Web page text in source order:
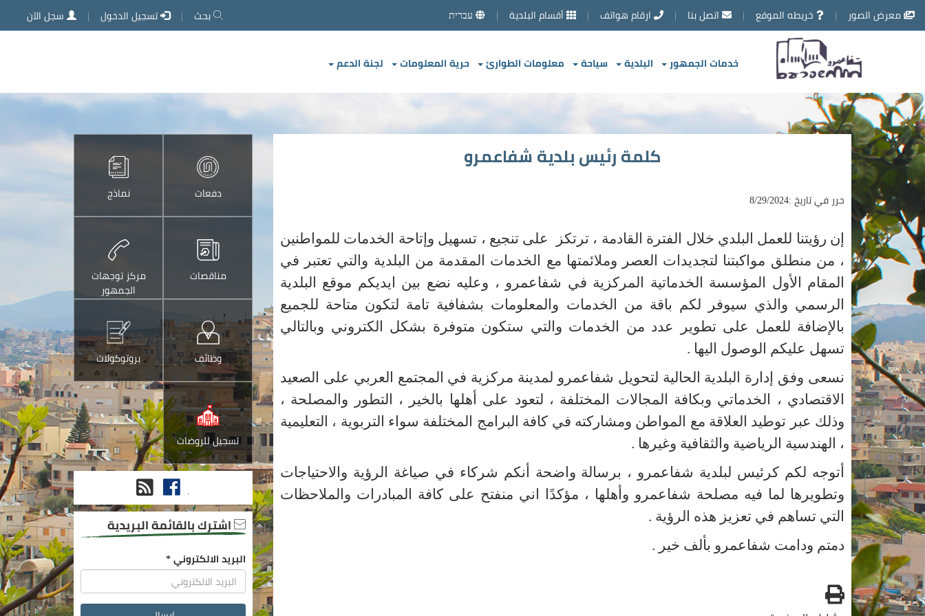
تخطي
إلى
محتوى
معرض الصور خريطه الموقع اتصل بنا ارقام هواتف أقسام البلدية עברית بحث تسجيل الدخول سجل الآن
خدمات الجمهور البلدية سياحة معلومات الطوارئ حرية المعلومات لجنة الدعم
كلمة رئيس بلدية شفاعمرو
حرر في تاريخ :8/29/2024
إن رؤيتنا للعمل البلدي خلال الفترة القادمة ، ترتكز على تنجيع ، تسهيل وإتاحة الخدمات للمواطنين
، من منطلق مواكبتنا لتجديدات العصر وملائمتها مع الخدمات المقدمة من البلدية والتي تعتبر في
المقام الأول المؤسسة الخدماتية المركزية في شفاعمرو ، وعليه نضع بين ايديكم موقع البلدية
الرسمي والذي سيوفر لكم باقة من الخدمات والمعلومات بشفافية تامة لتكون متاحة للجميع
بالإضافة للعمل على تطوير عدد من الخدمات والتي ستكون متوفرة بشكل الكتروني وبالتالي
تسهل عليكم الوصول اليها .
نسعى وفق إدارة البلدية الحالية لتحويل شفاعمرو لمدينة مركزية في المجتمع العربي على الصعيد
الاقتصادي ، الخدماتي وبكافة المجالات المختلفة ، لتعود على أهلها بالخير ، التطور والمصلحة ،
وذلك عبر توطيد العلاقة مع المواطن ومشاركته في كافة البرامج المختلفة سواء التربوية ، التعليمية
، الهندسية الرياضية والثقافية وغيرها .
أتوجه لكم كرئيس لبلدية شفاعمرو ، برسالة واضحة أنكم شركاء في صياغة الرؤية والاحتياجات
وتطويرها لما فيه مصلحة شفاعمرو وأهلها ، مؤكدًا اني منفتح على كافة المبادرات والملاحظات
التي تساهم في تعزيز هذه الرؤية .
دمتم ودامت شفاعمرو بألف خير .
طباعه
دفعات نماذج
مناقصات
مركز توجهات
الجمهور
وظائف بروتوكولات
تسجيل للروضات
. فيس
بوك
RSS
اشترك بالقائمة البريدية
البريد الالكتروني*